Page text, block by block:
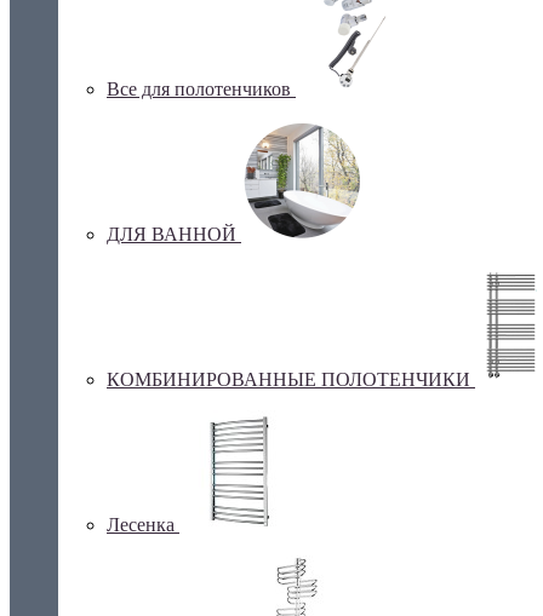
Все для полотенчиков
ДЛЯ ВАННОЙ
КОМБИНИРОВАННЫЕ ПОЛОТЕНЧИКИ
Лесенка